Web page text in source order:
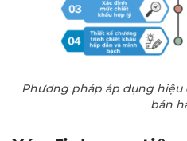
Phương pháp áp dụng
bán